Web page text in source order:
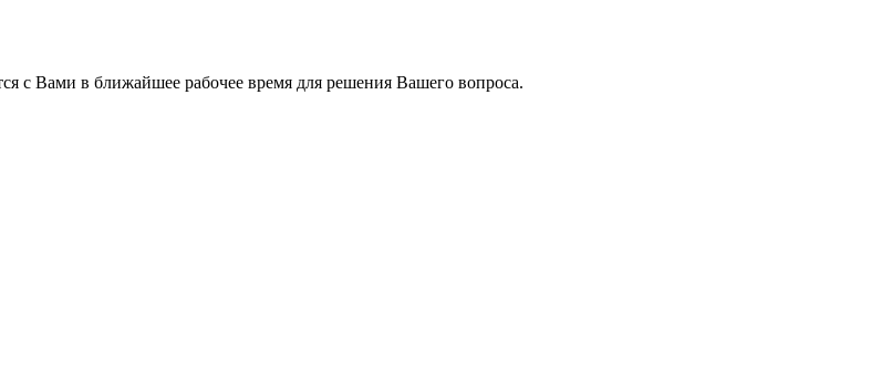
с Вами в ближайшее рабочее время для решения Вашего вопроса.